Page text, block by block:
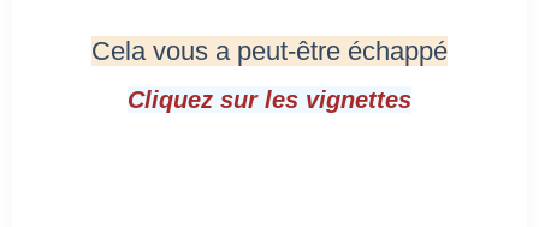
Cela vous a peut-être échappé
Cliquez sur les vignettes